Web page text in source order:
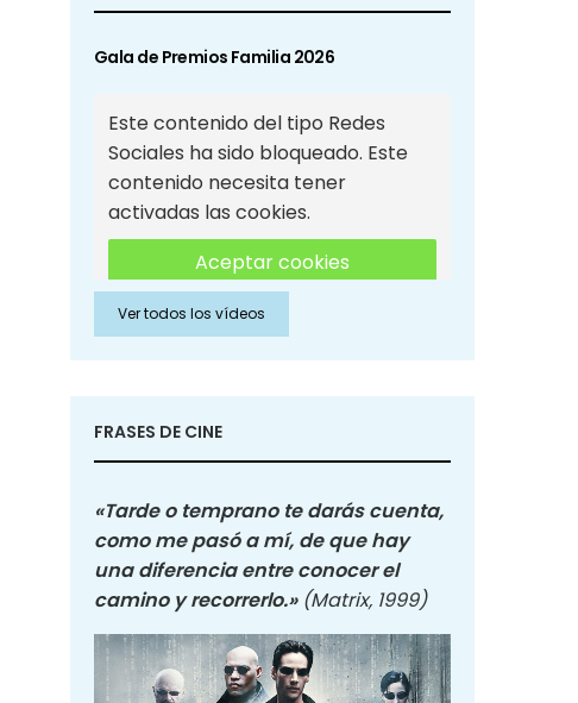
Gala de Premios Familia 2026
Este contenido del tipo Redes
Sociales ha sido bloqueado. Este
contenido necesita tener
activadas las cookies.
Aceptar cookies
Aceptar cookies de Redes
Sociales
Ver todos los vídeos
FRASES DE CINE
«Tarde o temprano te darás cuenta,
como me pasó a mí, de que hay
una diferencia entre conocer el
camino y recorrerlo.» (Matrix, 1999)